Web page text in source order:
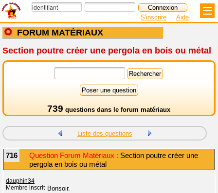
FORUM MATÉRIAUX
S'inscrire Aide
Section poutre créer une pergola en bois ou métal
739 questions dans le forum matériaux
Liste des questions
716 Question Forum Matériaux : Section poutre créer une
pergola en bois ou métal
dauphin34
Membre inscrit Bonsoir.